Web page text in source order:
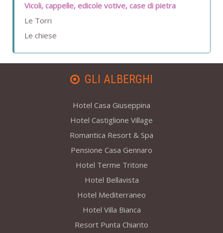
Vicoli, cappelle, edicole votive, case di pietra
Le Torri
Le chiese
GLI ALBERGHI
Hotel Casa Giuseppina
Hotel Castiglione Village
Romantica Resort & Spa
Pensione Casa Gennaro
Hotel Terme Tritone
Hotel Bellavista
Hotel Mediterraneo
Hotel Villa Bianca
Resort Punta Chiarito